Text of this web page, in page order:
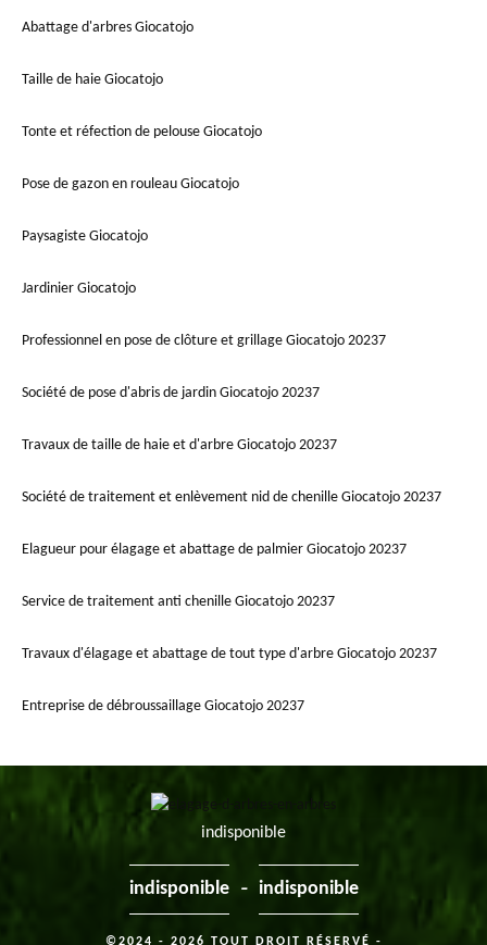
Abattage d'arbres Giocatojo
Taille de haie Giocatojo
Tonte et réfection de pelouse Giocatojo
Pose de gazon en rouleau Giocatojo
Paysagiste Giocatojo
Jardinier Giocatojo
Professionnel en pose de clôture et grillage Giocatojo 20237
Société de pose d'abris de jardin Giocatojo 20237
Travaux de taille de haie et d'arbre Giocatojo 20237
Société de traitement et enlèvement nid de chenille Giocatojo 20237
Elagueur pour élagage et abattage de palmier Giocatojo 20237
Service de traitement anti chenille Giocatojo 20237
Travaux d'élagage et abattage de tout type d'arbre Giocatojo 20237
Entreprise de débroussaillage Giocatojo 20237
indisponible
indisponible - indisponible
©2024 - 2026 TOUT DROIT RÉSERVÉ -